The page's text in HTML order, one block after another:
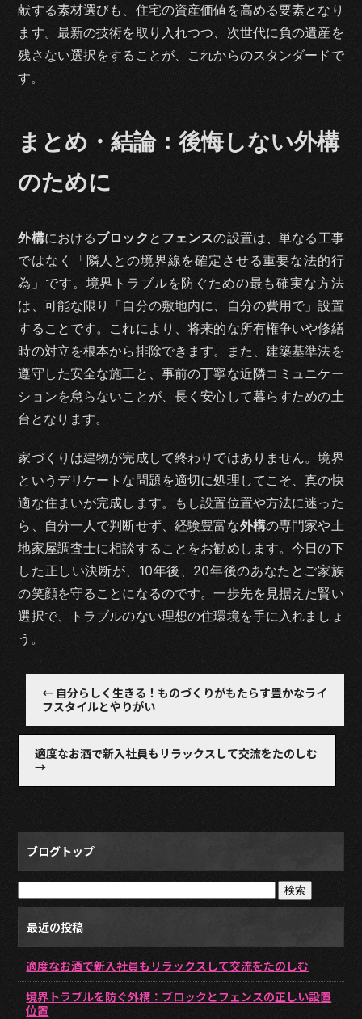
献する素材選びも、住宅の資産価値を高める要素となり
ます。最新の技術を取り入れつつ、次世代に負の遺産を
残さない選択をすることが、これからのスタンダードで
す。
まとめ・結論：後悔しない外構
のために
外構におけるブロック と フェンスの設置は、単なる工事
ではなく「隣人との境界線を確定させる重要な法的行
為」です。境界トラブルを防ぐための最も確実な方法
は、可能な限り「自分の敷地内に、自分の費用で」設置
することです。これにより、将来的な所有権争いや修繕
時の対立を根本から排除できます。また、建築基準法を
遵守した安全な施工と、事前の丁寧な近隣コミュニケー
ションを怠らないことが、長く安心して暮らすための土
台となります。
家づくりは建物が完成して終わりではありません。境界
というデリケートな問題を適切に処理してこそ、真の快
適な住まいが完成します。もし設置位置や方法に迷った
ら、自分一人で判断せず、経験豊富な外構の専門家や土
地家屋調査士に相談することをお勧めします。今日の下
した正しい決断が、10年後、20年後のあなたとご家族
の笑顔を守ることになるのです。一歩先を見据えた賢い
選択で、トラブルのない理想の住環境を手に入れましょ
う。
← 自分らしく生きる！ものづくりがもたらす豊かなライ
フスタイルとやりがい
適度なお酒で新入社員もリラックスして交流をたのしむ
→
ブログトップ
最近の投稿
適度なお酒で新入社員もリラックスして交流をたのしむ
境界トラブルを防ぐ外構：ブロックとフェンスの正しい設置
位置